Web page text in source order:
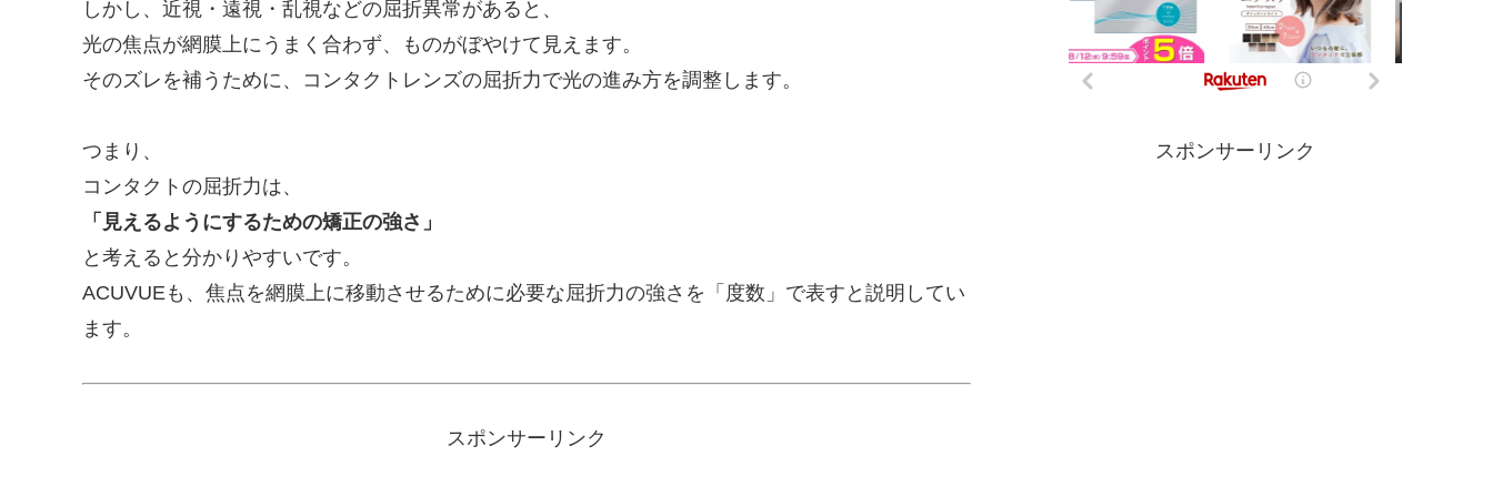
しかし、近視・遠視・乱視などの屈折異常があると、
光の焦点が網膜上にうまく合わず、ものがぼやけて見えます。
そのズレを補うために、コンタクトレンズの屈折力で光の進み方を調整します。
つまり、
コンタクトの屈折力は、
「見えるようにするための矯正の強さ」
と考えると分かりやすいです。
ACUVUEも、焦点を網膜上に移動させるために必要な屈折力の強さを「度数」で表すと説明してい
ます。
スポンサーリンク
スポンサーリンク